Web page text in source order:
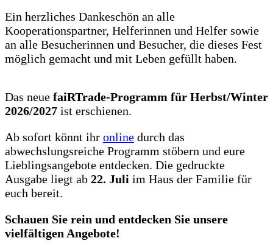
Ein herzliches Dankeschön an alle
Kooperationspartner, Helferinnen und Helfer sowie
an alle Besucherinnen und Besucher, die dieses Fest
möglich gemacht und mit Leben gefüllt haben.
Das neue faiRTrade-Programm für Herbst/Winter
2026/2027 ist erschienen.
Ab sofort könnt ihr online durch das
abwechslungsreiche Programm stöbern und eure
Lieblingsangebote entdecken. Die gedruckte
Ausgabe liegt ab 22. Juli im Haus der Familie für
euch bereit.
Schauen Sie rein und entdecken Sie unsere
vielfältigen Angebote!